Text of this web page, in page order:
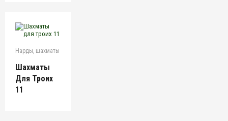
Нарды, шахматы
Шахматы
Для Троих
11